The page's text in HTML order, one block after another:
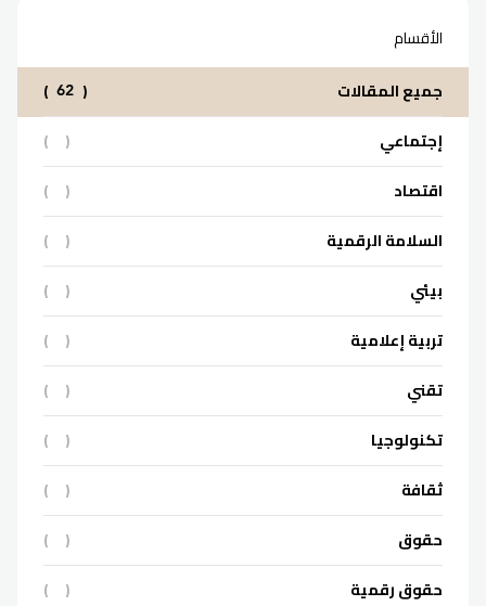
الأقسام
جميع المقالات
(
62
)
إجتماعي
(
)
اقتصاد
(
)
السلامة الرقمية
(
)
بيئي
(
)
تربية إعلامية
(
)
تقني
(
)
تكنولوجيا
(
)
ثقافة
(
)
حقوق
(
)
حقوق رقمية
(
)